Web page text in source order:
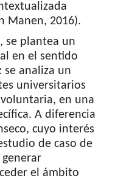
Manen, 2016).
se plantea un
en el sentido
se analiza un
universitarios
en una
A diferencia
cuyo interés
de caso de
el ámbito